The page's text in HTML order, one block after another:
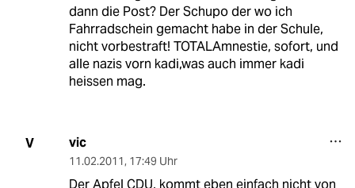
dann die Post? Der Schupo der wo ich
Fahrradschein gemacht habe in der Schule,
nicht vorbestraft! TOTALAmnestie, sofort, und
alle nazis vorn kadi,was auch immer kadi
heissen mag.
V vic
11.02.2011, 17:49 Uhr
Der Apfel CDU, kommt eben einfach nicht von